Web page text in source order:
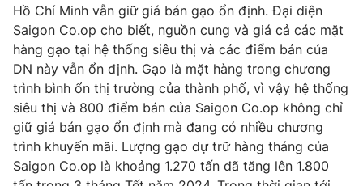
® Cấm sao chép dưới mọi hình thức nếu không có sự chấp
thuận bằng văn bản. Ghi rõ nguồn VTV.vn khi phát hành lại
Hồ Chí Minh vẫn giữ giá bán gạo ổn định. Đại diện
Saigon Co.op cho biết, nguồn cung và giá cả các mặt
hàng gạo tại hệ thống siêu thị và các điểm bán của
DN này vẫn ổn định. Gạo là mặt hàng trong chương
trình bình ổn thị trường của thành phố, vì vậy hệ thống
siêu thị và 800 điểm bán của Saigon Co.op không chỉ
giữ giá bán gạo ổn định mà đang có nhiều chương
trình khuyến mãi. Lượng gạo dự trữ hàng tháng của
Saigon Co.op là khoảng 1.270 tấn đã tăng lên 1.800